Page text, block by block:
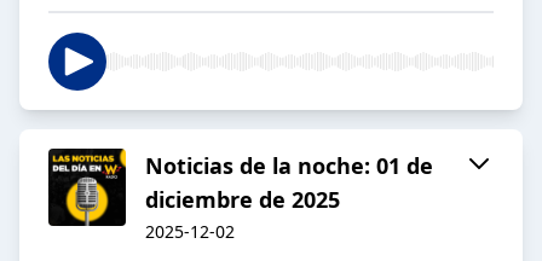
Noticias de la noche: 01 de
diciembre de 2025
2025-12-02